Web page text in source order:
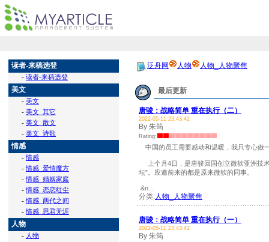
读者-来稿选登
- 读者-来稿选登
美文
- 美文
- 美文_其它
- 美文_散文
- 美文_诗歌
情感
-情感
-情感_爱情魔方
-情感_婚姻家庭
-情感_恋恋红尘
-情感_两代之间
-情感_思君无涯
人物
- 人物
泛舟网 人物 人物_人物聚焦
最后更新
唐骏：战略简单 重在执行（二）
2022-05-11 23:43:42
By 朱筠
Rating:
中国的员工需要感动和温暖，我只专心做
上个月4日，是唐骏回国创立微软亚洲技
坛”。应邀前来的都是原来微软的同事。
&n...
分类:人物_人物聚焦
唐骏：战略简单 重在执行（一）
2022-05-11 23:43:42
By 朱筠